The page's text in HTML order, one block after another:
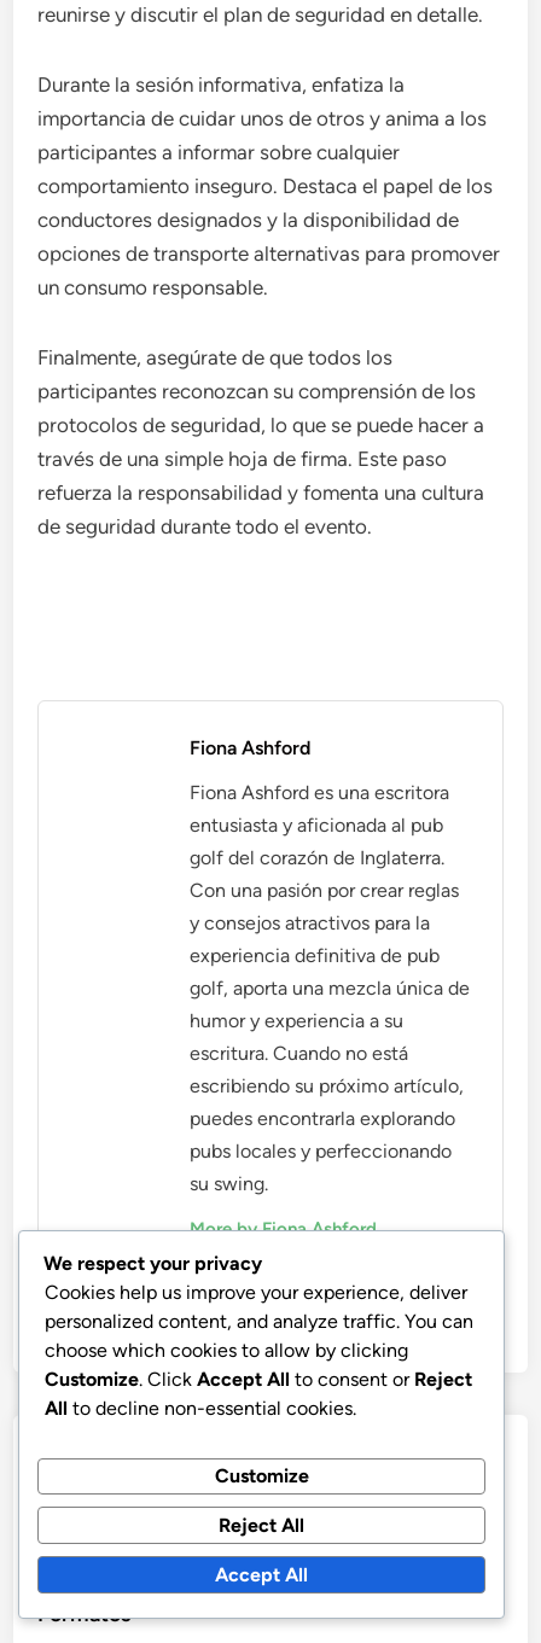
reunirse y discutir el plan de seguridad en detalle.
Durante la sesión informativa, enfatiza la
importancia de cuidar unos de otros y anima a los
participantes a informar sobre cualquier
comportamiento inseguro. Destaca el papel de los
conductores designados y la disponibilidad de
opciones de transporte alternativas para promover
un consumo responsable.
Finalmente, asegúrate de que todos los
participantes reconozcan su comprensión de los
protocolos de seguridad, lo que se puede hacer a
través de una simple hoja de firma. Este paso
refuerza la responsabilidad y fomenta una cultura
de seguridad durante todo el evento.
Fiona Ashford
Fiona Ashford es una escritora
entusiasta y aficionada al pub
golf del corazón de Inglaterra.
Con una pasión por crear reglas
y consejos atractivos para la
experiencia definitiva de pub
golf, aporta una mezcla única de
humor y experiencia a su
escritura. Cuando no está
escribiendo su próximo artículo,
puedes encontrarla explorando
pubs locales y perfeccionando
su swing.
More by Fiona Ashford
Post
navigation
Previous Article
article:
Puntuación del equipo
en Pub Golf: Puntos
colaborativos,
Estrategias de equipo,
Formatos
Next Article
Golf Pub Con Un Giro:
Reglas inesperadas,
Puntuación creativa,
Variaciones divertidas
We respect your privacy
Cookies help us improve your experience, deliver
personalized content, and analyze traffic. You can
choose which cookies to allow by clicking
Customize. Click Accept All to consent or Reject
All to decline non-essential cookies.
Customize
Reject All
Accept All